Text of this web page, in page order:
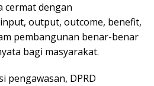
cermat dengan
output, outcome, benefit,
pembangunan benar-benar
bagi masyarakat.
pengawasan, DPRD